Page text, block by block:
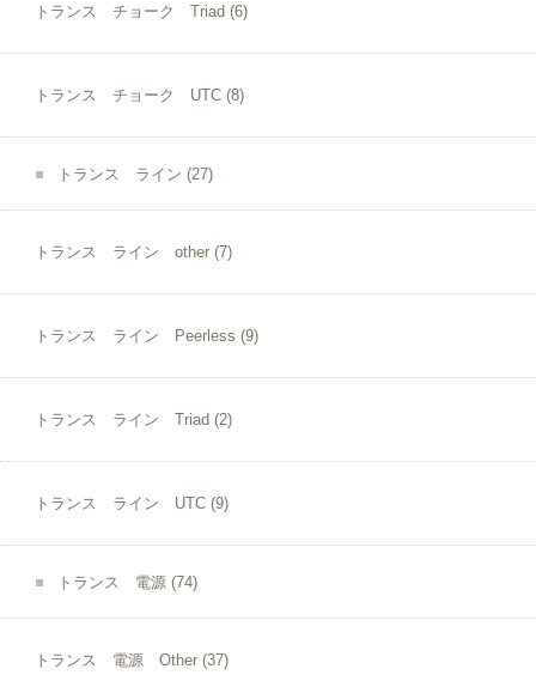
トランス チョーク Triad (6)
トランス チョーク UTC (8)
トランス ライン (27)
トランス ライン other (7)
トランス ライン Peerless (9)
トランス ライン Triad (2)
トランス ライン UTC (9)
トランス 電源 (74)
トランス 電源 Other (37)